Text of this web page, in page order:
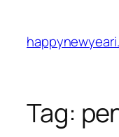
content
Tag: